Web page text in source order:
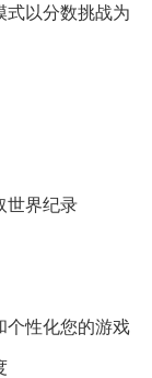
式以分数挑战为
世界纪录
个性化您的游戏